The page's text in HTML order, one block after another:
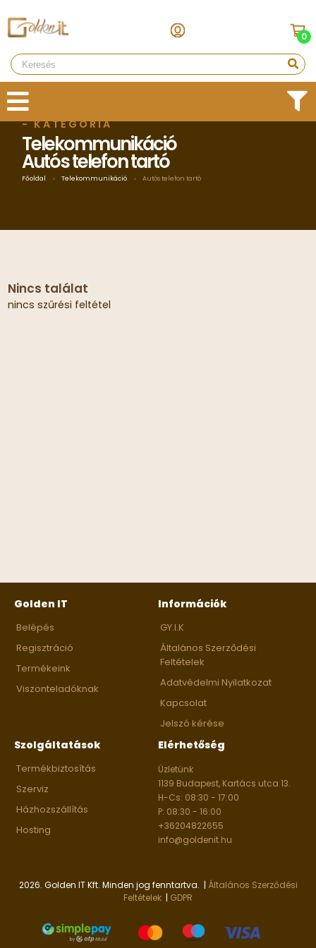
0
- KATEGÓRIA
Telekommunikáció
Autós telefon tartó
Főoldal › Telekommunikáció › Autós telefon tartó
Nincs találat
nincs szűrési feltétel
Golden IT
Belépés
Regisztráció
Termékeink
Viszonteladóknak
Információk
GY.I.K
Általános Szerződési
Feltételek
Adatvédelmi Nyilatkozat
Kapcsolat
Jelszó kérése
Szolgáltatások
Termékbiztosítás
Szerviz
Házhozszállítás
Hosting
Elérhetőség
Üzletünk
1139 Budapest, Kartács utca 13.
H-Cs: 08:30 - 17:00
P: 08:30 - 16:00
+36204822655
info@goldenit.hu
2026. Golden IT Kft. Minden jog fenntartva. | Általános Szerződési
Feltételek | GDPR